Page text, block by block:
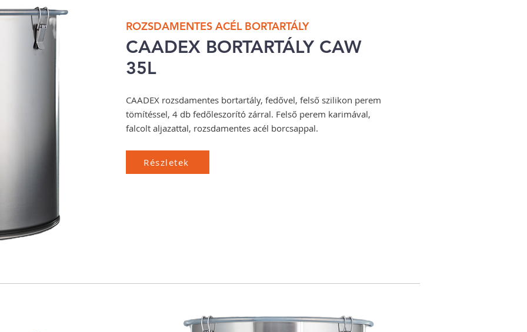
ROZSDAMENTES ACÉL BORTARTÁLY
​CAADEX BORTARTÁLY CAW
35L
CAADEX rozsdamentes bortartály, fedővel, felső szilikon perem
tömítéssel, 4 db fedőleszorító zárral. Felső perem karimával,
falcolt aljazattal, rozsdamentes acél borcsappal.
Részletek